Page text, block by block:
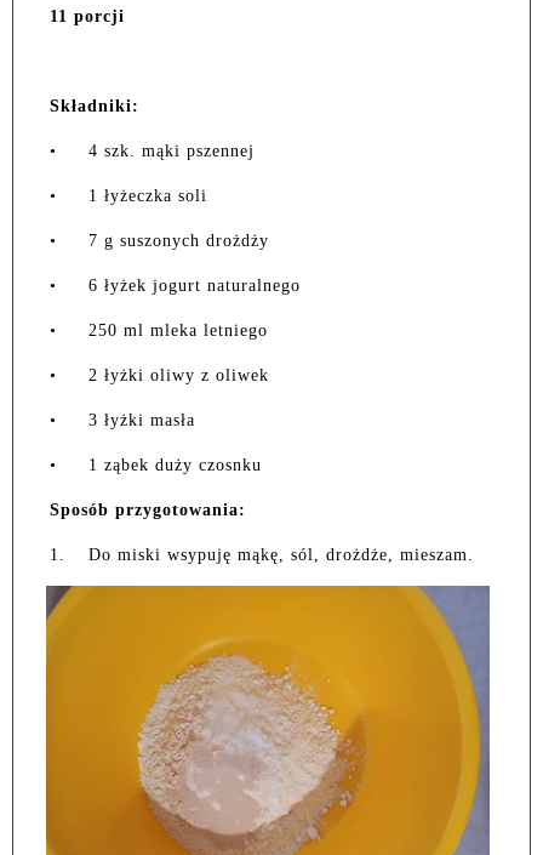
11 porcji
Składniki:
• 4 szk. mąki pszennej
• 1 łyżeczka soli
• 7 g suszonych drożdży
• 6 łyżek jogurt naturalnego
• 250 ml mleka letniego
• 2 łyżki oliwy z oliwek
• 3 łyżki masła
• 1 ząbek duży czosnku
Sposób przygotowania:
1. Do miski wsypuję mąkę, sól, drożdże, mieszam.